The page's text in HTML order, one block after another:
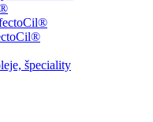
špeciality